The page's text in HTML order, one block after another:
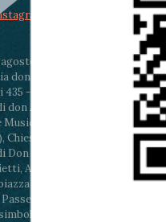
ore 11:30 - Lucca,
don Aldo Mei - Viale Castruccio
435 - Inaugurazione murales in
don Aldo Mei curato dal Liceo
“Passaglia”
ore 18 -
Chiesa parrocchiale - Messa in
Don Aldo Mei celebrata da mons.
Arcivescovo di Lucca
ore
San Michele al Cippo di
della Memoria in
della città. Ritrovo alle ore